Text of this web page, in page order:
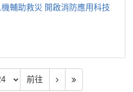
輔助救災 開啟消防應用科技
頁數 前往